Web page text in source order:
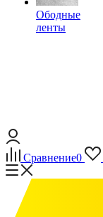
Ободные
ленты
Сравнение0